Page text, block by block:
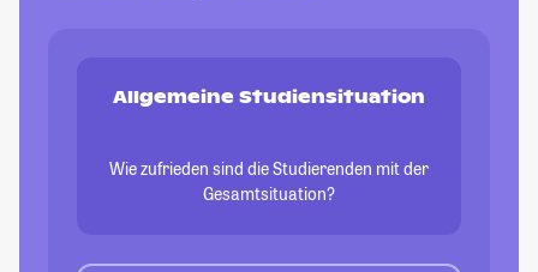
Allgemeine Studiensituation
Wie zufrieden sind die Studierenden mit der
Gesamtsituation?